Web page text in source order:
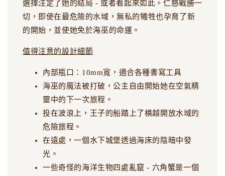
選擇注定了她的結局 - 或者看起來如此。仁慈戰勝一
切，即使在最危險的水域，無私的犧牲也孕育了新
的開始，並使她免於海巫的命運。
值得注意的設計細節
內部瓶口：10mm寬，適合各種書寫工具
海巫的魔法被打破，公主自由開始她在空氣精
靈中的下一次旅程。
投在波浪上，王子的船踏上了橫越開放水域的
危險旅程。
在遠處，一個水下城堡透過海床的陰暗中發
光。
一些奇怪的海洋生物四處亂竄 - 六角蟹是一個